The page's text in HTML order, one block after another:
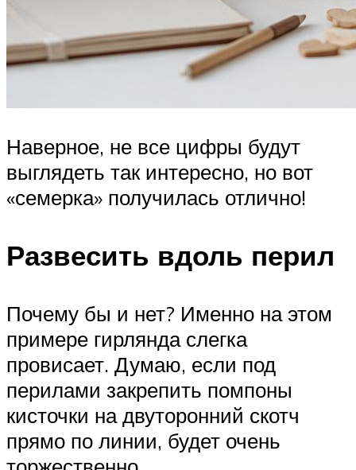
Наверное, не все цифры будут
выглядеть так интересно, но вот
«семерка» получилась отлично!
Развесить вдоль перил
Почему бы и нет? Именно на этом
примере гирлянда слегка
провисает. Думаю, если под
перилами закрепить помпоны
кисточки на двуторонний скотч
прямо по линии, будет очень